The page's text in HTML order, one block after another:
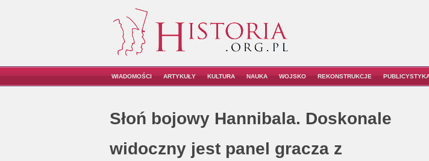
WIADOMOŚCI ARTYKUŁY KULTURA NAUKA WOJSKO REKONSTRUKCJE
Słoń bojowy Hannibala. Doskonale
widoczny jest panel gracza z